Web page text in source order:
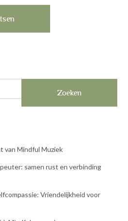
Zoeken
van Mindful Muziek
samen rust en verbinding
Vriendelijkheid voor